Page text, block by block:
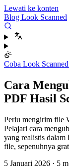
Lewati ke konten
Blog Look Scanned
Coba Look
Cara
PDF Hasil
Perlu mengirim file
Pelajari cara
yang realistis
file, sepenuhnya
5 Januari 2026 · 5